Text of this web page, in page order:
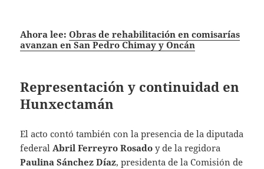
Ahora lee:Obras de rehabilitación en comisarías
avanzan en San Pedro Chimay y Oncán
Representación y continuidad en
Hunxectamán
El acto contó también con la presencia de la diputada
federal Abril Ferreyro Rosado y de la regidora
Paulina Sánchez Díaz, presidenta de la Comisión de